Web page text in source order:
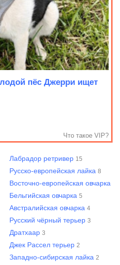
пёс Джерри ищет
Что такое VIP?
Лабрадор ретривер 15
Русско-европейская лайка 8
Восточно-европейская овчарка
Бельгийская овчарка 5
Австралийская овчарка 4
Русский чёрный терьер 3
Дратхаар 3
Джек Рассел терьер 2
Западно-сибирская лайка 2